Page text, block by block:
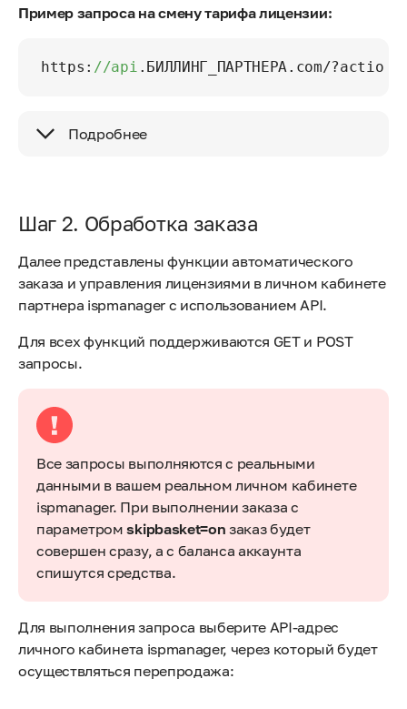
Пример запроса на смену тарифа лицензии:
https: //api .БИЛЛИНГ_ПАРТНЕРА.com/
Подробнее
Шаг 2. Обработка заказа
Далее представлены функции автоматического
заказа и управления лицензиями в личном кабинете
партнера ispmanager с использованием API.
Для всех функций поддерживаются GET и POST
запросы.
Все запросы выполняются с реальными
данными в вашем реальном личном кабинете
ispmanager. При выполнении заказа с
параметромskipbasket=on заказ будет
совершен сразу, а с баланса аккаунта
спишутся средства.
Для выполнения запроса выберите API-адрес
личного кабинета ispmanager, через который будет
осуществляться перепродажа: